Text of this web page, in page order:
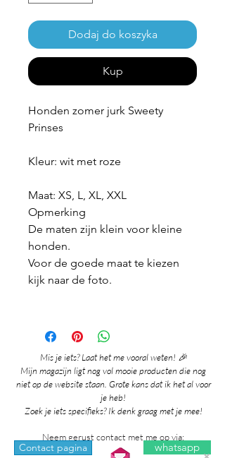
Dodaj do koszyka
Kup
Honden zomer jurk Sweety
Prinses
Kleur: wit met roze
Maat: XS, L, XL, XXL
Opmerking
De maten zijn klein voor kleine
honden.
Voor de goede maat te kiezen
kijk naar de foto.
Mis je iets? Laat het me vooral weten! 🎉
Mijn magazijn ligt nog vol mooie producten die nog
niet op de website staan. Grote kans dat ik het al voor
je heb!
Zoek je iets specifieks? Ik denk graag met je mee!
Neem gerust contact met me op via:
Contact pagina whatsapp